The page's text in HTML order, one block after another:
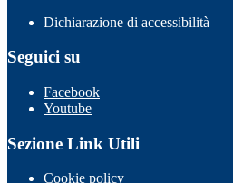
Dichiarazione di accessibilità
Seguici su
Facebook
Youtube
Sezione Link Utili
Cookie policy